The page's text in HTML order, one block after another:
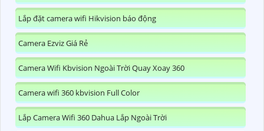
Lắp đặt camera wifi Hikvision báo động
Camera Ezviz Giá Rẻ
Camera Wifi Kbvision Ngoài Trời Quay Xoay 360
Camera wifi 360 kbvision Full Color
Lắp Camera Wifi 360 Dahua Lắp Ngoài Trời